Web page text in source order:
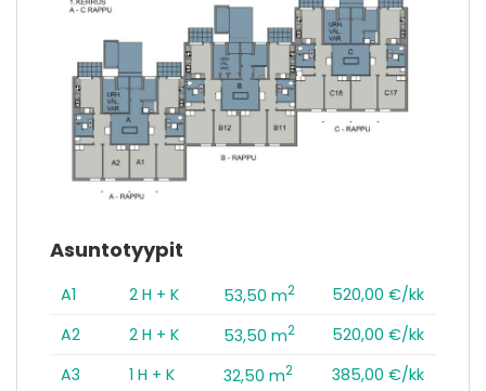
Asuntotyypit
A1 2 H + K 53,50 m2
520,00 €/kk
A2
2 H + K 53,50 m2
520,00 €/kk
A3
1 H + K 32,50 m2
385,00 €/kk